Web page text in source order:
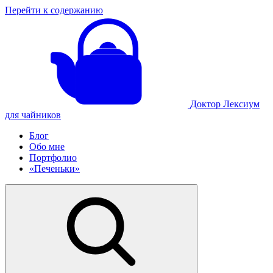
Перейти к содержанию
Доктор Лексиум
для чайников
Блог
Обо мне
Портфолио
«Печеньки»